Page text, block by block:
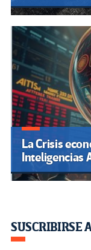
La Crisis
Inteligencias
SUSCRIBIRSE